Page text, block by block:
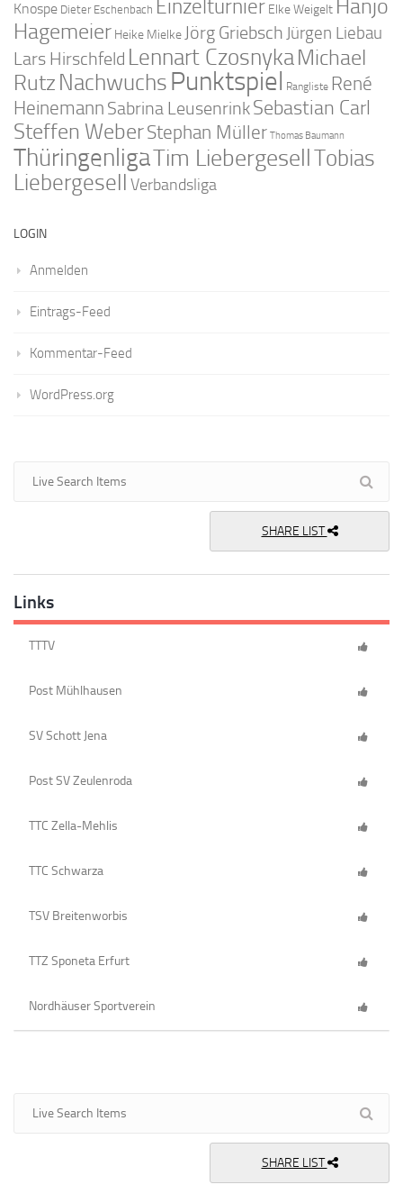
Knospe Dieter Eschenbach Einzelturnier Elke Weigelt Hanjo
Hagemeier Heike Mielke Jörg Griebsch Jürgen Liebau
Lars Hirschfeld Lennart Czosnyka Michael
Rutz Nachwuchs Punktspiel Rangliste René
Heinemann Sabrina LeusenrinkSebastian Carl
Steffen WeberStephan Müller Thomas Baumann
ThüringenligaTim LiebergesellTobias
Liebergesell Verbandsliga
LOGIN
Anmelden
Eintrags-Feed
Kommentar-Feed
WordPress.org
SHARE LIST
Links
TTTV
Post Mühlhausen
SV Schott Jena
Post SV Zeulenroda
TTC Zella-Mehlis
TTC Schwarza
TSV Breitenworbis
TTZ Sponeta Erfurt
Nordhäuser Sportverein
SHARE LIST